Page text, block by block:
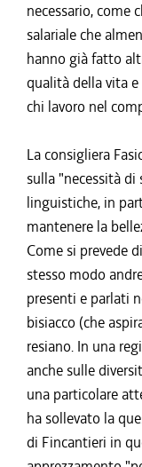
necessario, come
salariale che
hanno già fatto
qualità della vita
chi lavoro nel
La consigliera
sulla "necessità di
linguistiche, in
mantenere la
Come si prevede
stesso modo
presenti e parlati
bisiacco (che
resiano. In una
anche sulle
una particolare
ha sollevato la
di Fincantieri in